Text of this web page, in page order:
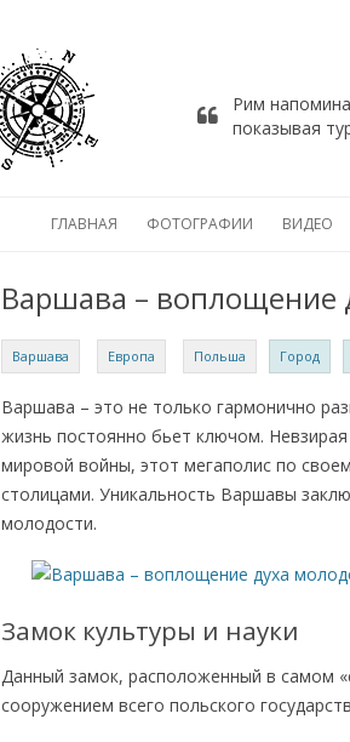
Рим
показывая
ГЛАВНАЯ ФОТОГРАФИИ ВИДЕО
Варшава – воплощение
Варшава Европа Польша Город
Варшава – это не только гармонично
жизнь постоянно бьет ключом.
мировой войны, этот мегаполис по
столицами. Уникальность Варшавы
молодости.
Замок культуры и науки
Данный замок, расположенный в самом
сооружением всего польского